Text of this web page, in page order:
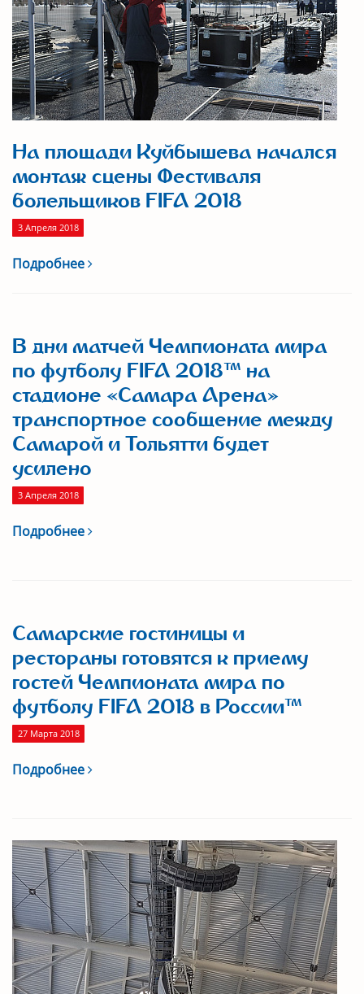
На площади Куйбышева начался
монтаж сцены Фестиваля
болельщиков FIFA 2018
3 Апреля 2018
Подробнее
В дни матчей Чемпионата мира
по футболу FIFA 2018™ на
стадионе «Самара Арена»
транспортное сообщение между
Самарой и Тольятти будет
усилено
3 Апреля 2018
Подробнее
Самарские гостиницы и
рестораны готовятся к приему
гостей Чемпионата мира по
футболу FIFA 2018 в России™
27 Марта 2018
Подробнее